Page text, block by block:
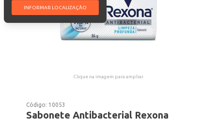
INFORMAR LOCALIZAÇÃO
Clique na imagem para ampliar.
Código: 10053
Sabonete Antibacterial Rexona